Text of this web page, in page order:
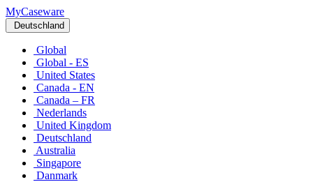
MyCaseware
Deutschland
Global
Global - ES
United States
Canada - EN
Canada – FR
Nederlands
United Kingdom
Deutschland
Australia
Singapore
Danmark